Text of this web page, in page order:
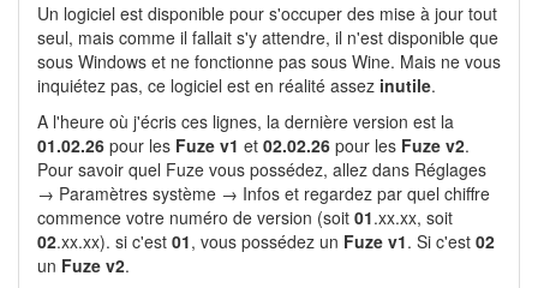
Un logiciel est disponible pour s'occuper des mise à jour tout
seul, mais comme il fallait s'y attendre, il n'est disponible que
sous Windows et ne fonctionne pas sous Wine. Mais ne vous
inquiétez pas, ce logiciel est en réalité assez inutile.
A l'heure où j'écris ces lignes, la dernière version est la
01.02.26 pour les Fuze v1 et 02.02.26 pour les Fuze v2.
Pour savoir quel Fuze vous possédez, allez dans Réglages
→ Paramètres système → Infos et regardez par quel chiffre
commence votre numéro de version (soit 01.xx.xx, soit
02.xx.xx). si c'est 01, vous possédez un Fuze v1. Si c'est 02
un Fuze v2.